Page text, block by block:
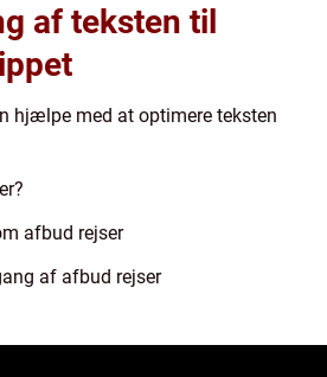
af teksten til
hjælpe med at optimere teksten
afbud rejser
af afbud rejser